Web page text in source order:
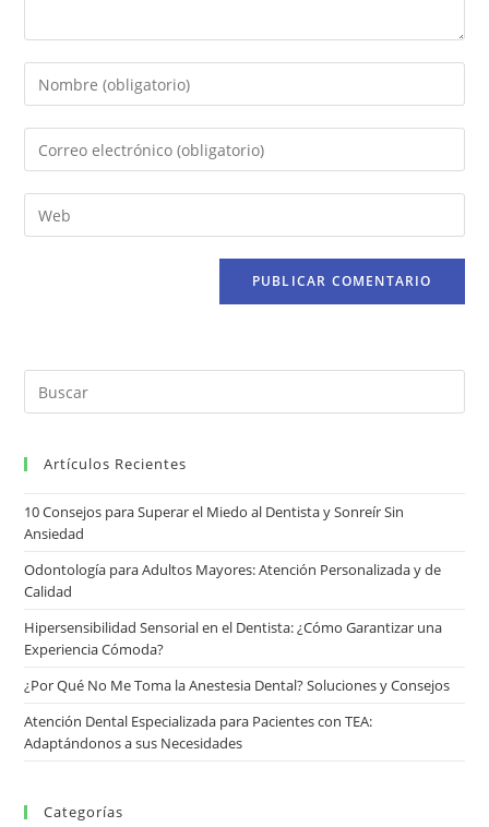
Artículos Recientes
10 Consejos para Superar el Miedo al Dentista y Sonreír Sin
Ansiedad
Odontología para Adultos Mayores: Atención Personalizada y de
Calidad
Hipersensibilidad Sensorial en el Dentista: ¿Cómo Garantizar una
Experiencia Cómoda?
¿Por Qué No Me Toma la Anestesia Dental? Soluciones y Consejos
Atención Dental Especializada para Pacientes con TEA:
Adaptándonos a sus Necesidades
Categorías